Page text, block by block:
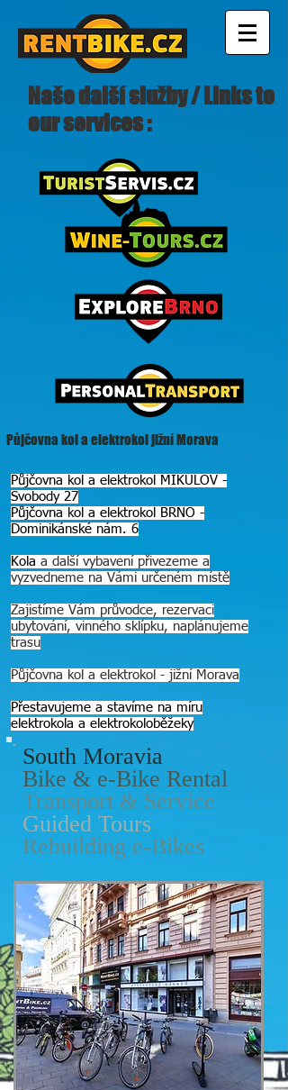
Naše další služby / Links to
our services :
Půjčovna kol a elektrokol jižní Morava
Půjčovna kol a elektrokol MIKULOV -
Svobody 27
Půjčovna kol a elektrokol BRNO -
Dominikánské nám. 6
Kola a další vybavení přivezeme a
vyzvedneme na Vámi určeném místě
Zajistíme Vám průvodce, rezervaci
ubytování, vinného sklípku, naplánujeme
trasu
Půjčovna kol a elektrokol - jižní Morava
Přestavujeme a stavíme na míru
elektrokola a elektrokoloběžeky
South Moravia
Bike & e-Bike Rental
Transport & Service
Guided Tours
Rebuilding e-Bikes